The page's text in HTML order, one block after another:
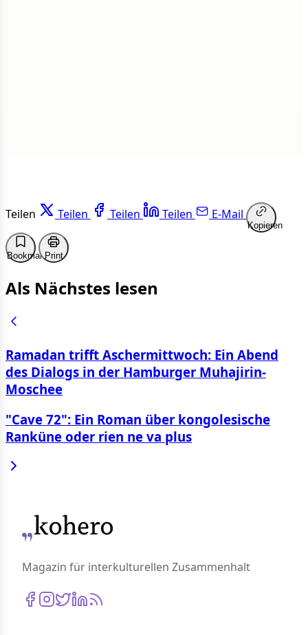
Teilen Teilen Teilen Teilen E-Mail
Kopieren
BookmarkPrint
Als Nächstes lesen
Ramadan trifft Aschermittwoch: Ein Abend
des Dialogs in der Hamburger Muhajirin-
Moschee
"Cave 72": Ein Roman über kongolesische
Ranküne oder rien ne va plus
Magazin für interkulturellen Zusammenhalt